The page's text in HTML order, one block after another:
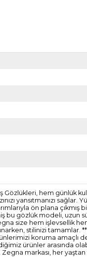
Gözlükleri, hem
yansıtmanızı
ön plana çıkmış
gözlük modeli, uzun
size hem işlevsellik
stilinizi
koruma
ürünler arasında
markası, her